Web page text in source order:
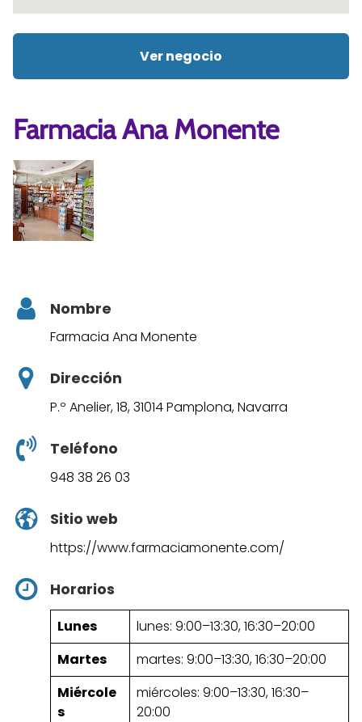
Ver negocio
Farmacia Ana Monente
Nombre
Farmacia Ana Monente
Dirección
P.º Anelier, 18, 31014 Pamplona, Navarra
Teléfono
948 38 26 03
Sitio web
https://www.farmaciamonente.com/
Horarios
Lunes
lunes: 9:00–13:30, 16:30–20:00
Martes
martes: 9:00–13:30, 16:30–20:00
Miércole
s
miércoles: 9:00–13:30, 16:30–
20:00